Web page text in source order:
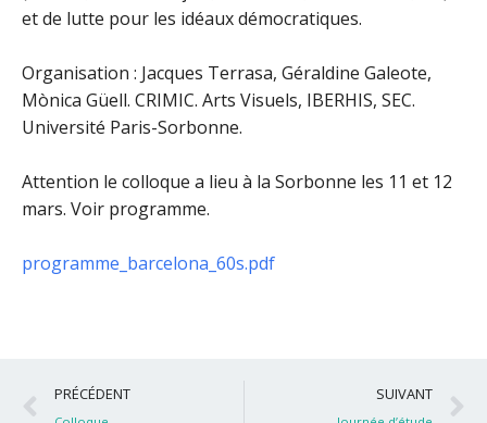
et de lutte pour les idéaux démocratiques.
Organisation : Jacques Terrasa, Géraldine Galeote,
Mònica Güell. CRIMIC. Arts Visuels, IBERHIS, SEC.
Université Paris-Sorbonne.
Attention le colloque a lieu à la Sorbonne les 11 et 12
mars. Voir programme.
programme_barcelona_60s.pdf
Précédent
PRÉCÉDENT SUIVANT